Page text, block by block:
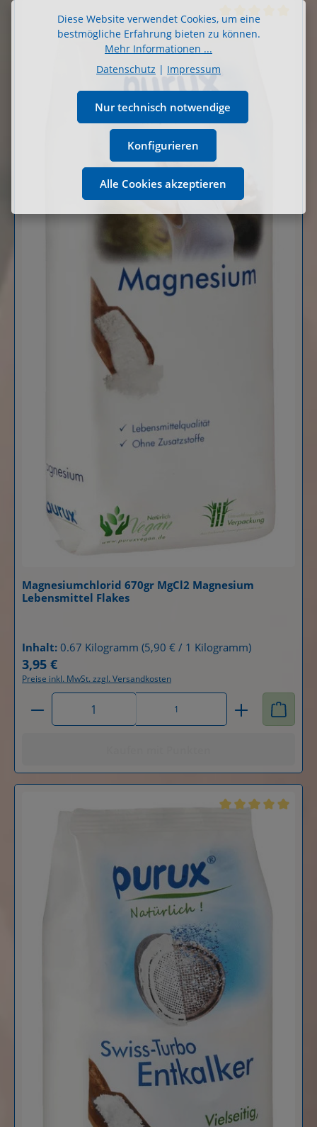
Durchschnittliche
Magnesiumchlorid 670gr MgCl2 Magnesium
Lebensmittel Flakes
Inhalt:0.67 Kilogramm(5,90 € / 1 Kilogramm)
Regulärer Preis:
3,95 €
Preise inkl. MwSt. zzgl. Versandkosten
Produkt Anzahl: Gib den gewünschten Wert
1
Diese Website verwendet Cookies, um eine
bestmögliche Erfahrung bieten zu können.
Mehr Informationen ...
Datenschutz | Impressum
Nur technisch notwendige
Konfigurieren
Alle Cookies akzeptieren